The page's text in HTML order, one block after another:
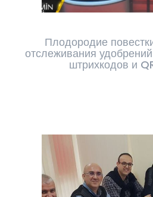
Плодородие
отслеживания
штрихкодов и